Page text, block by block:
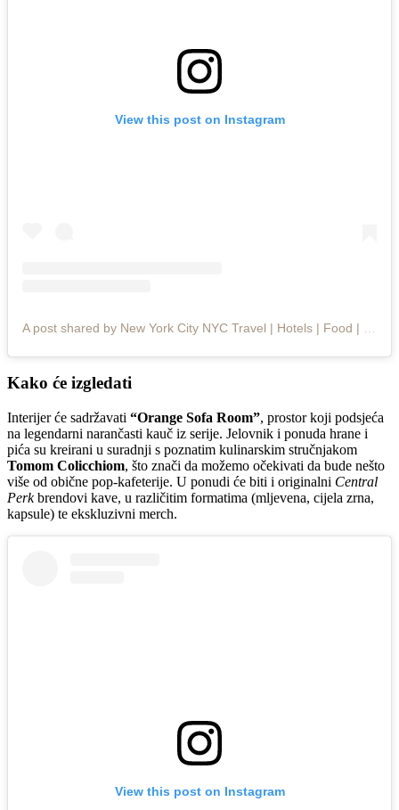
View this post on Instagram
A post shared by New York City NYC Travel | Hotels | Food | Tips (@newyorkcity.explore)
Kako će izgledati
Interijer će sadržavati “Orange Sofa Room”, prostor koji podsjeća
na legendarni narančasti kauč iz serije. Jelovnik i ponuda hrane i
pića su kreirani u suradnji s poznatim kulinarskim stručnjakom
Tomom Colicchiom, što znači da možemo očekivati da bude nešto
više od obične pop-kafeterije. U ponudi će biti i originalni Central
Perkbrendovi kave, u različitim formatima (mljevena, cijela zrna,
kapsule) te ekskluzivni merch.
View this post on Instagram